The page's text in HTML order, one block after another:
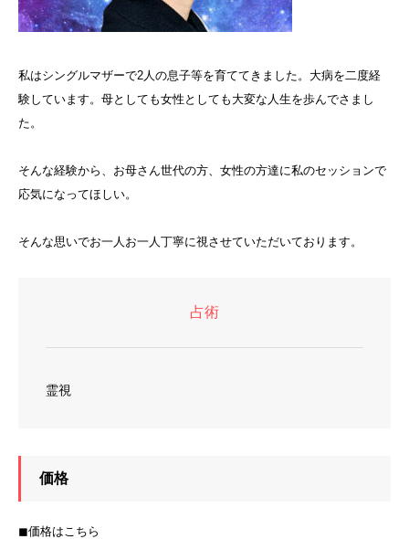
私はシングルマザーで2人の息子等を育ててきました。大病を二度経
験しています。母としても女性としても大変な人生を歩んでさまし
た。
そんな経験から、お母さん世代の方、女性の方達に私のセッションで
応気になってほしい。
そんな思いでお一人お一人丁寧に視させていただいております。
占術
霊視
価格
◼︎価格はこちら